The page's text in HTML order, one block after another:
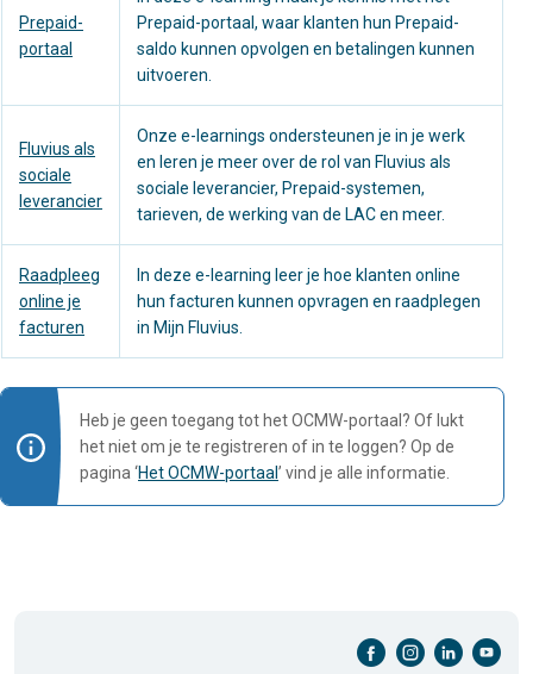
Prepaid-
portaal
Prepaid-portaal, waar klanten hun Prepaid-
saldo kunnen opvolgen en betalingen kunnen
uitvoeren.
Fluvius als
sociale
leverancier
Onze e-learnings ondersteunen je in je werk
en leren je meer over de rol van Fluvius als
sociale leverancier, Prepaid-systemen,
tarieven, de werking van de LAC en meer.
Raadpleeg
online je
facturen
In deze e-learning leer je hoe klanten online
hun facturen kunnen opvragen en raadplegen
in Mijn Fluvius.
Heb je geen toegang tot het OCMW-portaal? Of lukt
het niet om je te registreren of in te loggen? Op de
pagina ‘Het OCMW-portaal ’ vind je alle informatie.
facebook-cirkel instagram-cirkel linkedin-cirkel youtube-cirkel